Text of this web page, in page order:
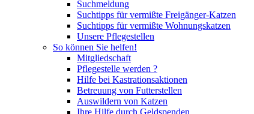
Suchmeldung
Suchtipps für vermißte Freigänger-Katzen
Suchtipps für vermißte Wohnungskatzen
Unsere Pflegestellen
So können Sie helfen!
Mitgliedschaft
Pflegestelle werden ?
Hilfe bei Kastrationsaktionen
Betreuung von Futterstellen
Auswildern von Katzen
Ihre Hilfe durch Geldspenden